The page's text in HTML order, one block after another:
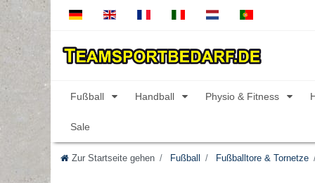
Fußball Handball Physio & Fitness
Sale
Zur Startseite gehen Fußball Fußballtore & Tornetze